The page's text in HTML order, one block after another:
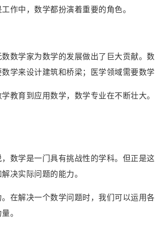
作中，数学都扮演着重要的角色。
数学家为数学的发展做出了巨大贡献。
学来设计建筑和桥梁；医学领域需要数
教育到应用数学，数学专业在不断壮大
数学是一门具有挑战性的学科。但正是
决实际问题的能力。
在解决一个数学问题时，我们可以运用
。